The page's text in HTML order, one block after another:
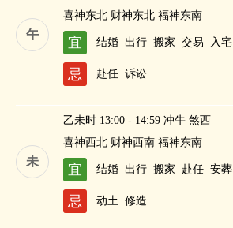
午
喜神东北 财神东北 福神东南
宜 结婚 出行 搬家 交易 入宅
造
求嗣 纳财
忌 赴任 诉讼
未
乙未时 13:00 - 14:59 冲牛 煞西
喜神西北 财神西南 福神东南
宜 结婚 出行 搬家 赴任 安葬
忌 动土 修造